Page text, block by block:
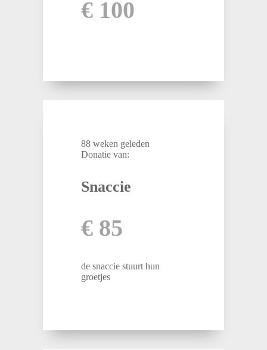
€ 100
88 weken geleden
Donatie van:
Snaccie
€ 85
de snaccie stuurt hun
groetjes